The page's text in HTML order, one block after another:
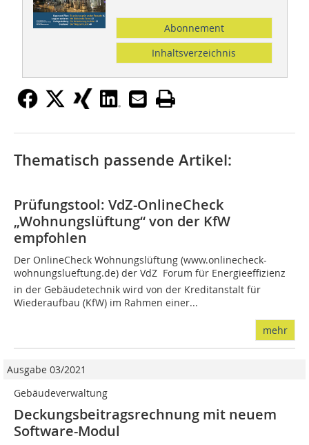
Abonnement
Inhaltsverzeichnis
Thematisch passende Artikel:
Prüfungstool: VdZ-OnlineCheck
„Wohnungslüftung“ von der KfW
empfohlen
Der OnlineCheck Wohnungslüftung (www.onlinecheck-
wohnungslueftung.de) der VdZ  Forum für Energieeffizienz
in der Gebäudetechnik wird von der Kreditanstalt für
Wiederaufbau (KfW) im Rahmen einer...
mehr
Ausgabe 03/2021
Gebäudeverwaltung
Deckungsbeitragsrechnung mit neuem
Software-Modul